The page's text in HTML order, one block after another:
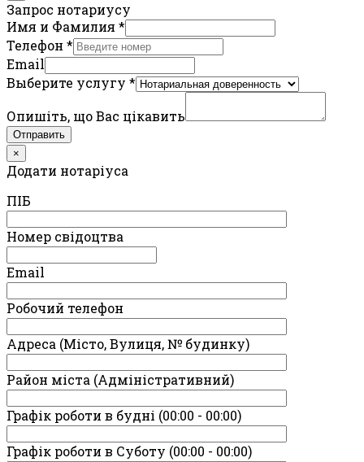
Запрос нотариусу
Имя и Фамилия *
Телефон *
Email
Выберите услугу *
Опишіть, що Вас цікавить
Отправить
×
Додати нотаріуса
ПIБ
Номер свідоцтва
Email
Робочий телефон
Адреса (Місто, Вулиця, № будинку)
Район міста (Адміністративний)
Графік роботи в будні (00:00 - 00:00)
Графік роботи в Суботу (00:00 - 00:00)